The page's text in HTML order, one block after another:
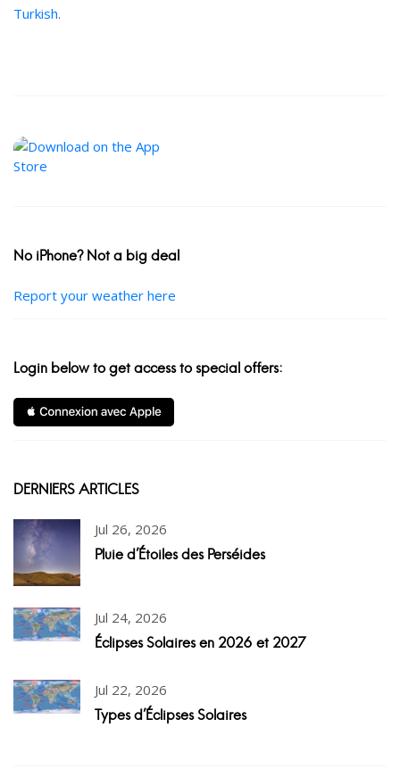
Turkish.
No iPhone? Not a big deal
Report your weather here
Login below to get access to special offers:
DERNIERS ARTICLES
Jul 26, 2026
Pluie d'Étoiles des Perséides
Jul 24, 2026
Éclipses Solaires en 2026 et 2027
Jul 22, 2026
Types d'Éclipses Solaires